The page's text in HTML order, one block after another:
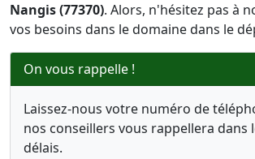
Nangis (77370). Alors, n'hésitez pas à
vos besoins dans le domaine dans le
On vous rappelle !
Laissez-nous votre numéro de
nos conseillers vous rappellera dans
délais.